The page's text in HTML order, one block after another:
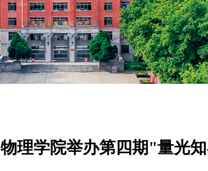
物理学院举办第四期"量光